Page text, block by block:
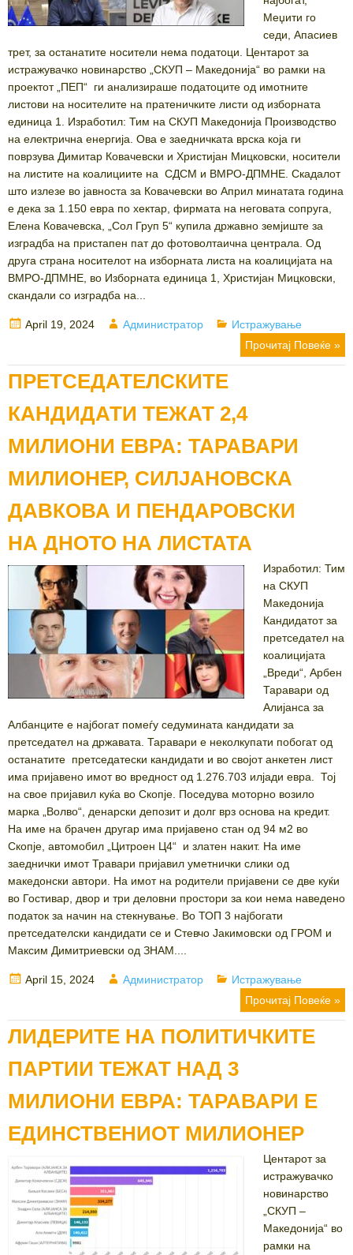
Меџити го
седи, Апасиев
трет, за останатите носители нема податоци. Центарот за
истражувачко новинарство „СКУП – Македонија“ во рамки на
проектот „ПЕП“ ги анализираше податоците од имотните
листови на носителите на пратеничките листи од изборната
единица 1. Изработил: Тим на СКУП Македонија Производство
на електрична енергија. Ова е заедничката врска која ги
поврзува Димитар Ковачевски и Христијан Мицковски, носители
на листите на коалициите на СДСМ и ВМРО-ДПМНЕ. Скадалот
што излезе во јавноста за Ковачевски во Април минатата година
е дека за 1.150 евра по хектар, фирмата на неговата сопруга,
Елена Ковачевска, „Сол Груп 5“ купила државно земјиште за
изградба на пристапен пат до фотоволтаична централа. Од
друга страна носителот на изборната листа на коалицијата на
ВМРО-ДПМНЕ, во Изборната единица 1, Христијан Мицковски,
скандали со изградба на...
Posted
April 19, 2024 Author
Администратор Categories
Истражување
Прочитај Повеќе »
ПРЕТСЕДАТЕЛСКИТЕ
КАНДИДАТИ ТЕЖАТ 2,4
МИЛИОНИ ЕВРА: ТАРАВАРИ
МИЛИОНЕР, СИЛЈАНОВСКА
ДАВКОВА И ПЕНДАРОВСКИ
НА ДНОТО НА ЛИСТАТА
Изработил: Тим
на СКУП
Македонија
Кандидатот за
претседател на
коалицијата
„Вреди“, Арбен
Таравари од
Алијанса за
Албанците е најбогат помеѓу седумината кандидати за
претседател на државата. Таравари е неколкупати побогат од
останатите претседатески кандидати и во својот анкетен лист
има пријавено имот во вредност од 1.276.703 илјади евра. Тој
на свое пријавил куќа во Скопје. Поседува моторно возило
марка „Волво“, денарски депозит и долг врз основа на кредит.
На име на брачен другар има пријавено стан од 94 м2 во
Скопје, автомобил „Цитроен Ц4“ и златен накит. На име
заеднички имот Травари пријавил уметнички слики од
македонски автори. На имот на родители пријавени се две куќи
во Гостивар, двор и три деловни простори за кои нема наведено
податок за начин на стекнување. Во ТОП 3 најбогати
претседателски кандидати се и Стевчо Јакимовски од ГРОМ и
Максим Димитриевски од ЗНАМ....
Posted
April 15, 2024 Author
Администратор Categories
Истражување
Прочитај Повеќе »
ЛИДЕРИТЕ НА ПОЛИТИЧКИТЕ
ПАРТИИ ТЕЖАТ НАД 3
МИЛИОНИ ЕВРА: ТАРАВАРИ Е
ЕДИНСТВЕНИОТ МИЛИОНЕР
Центарот за
истражувачко
новинарство
„СКУП –
Македонија“ во
рамки на